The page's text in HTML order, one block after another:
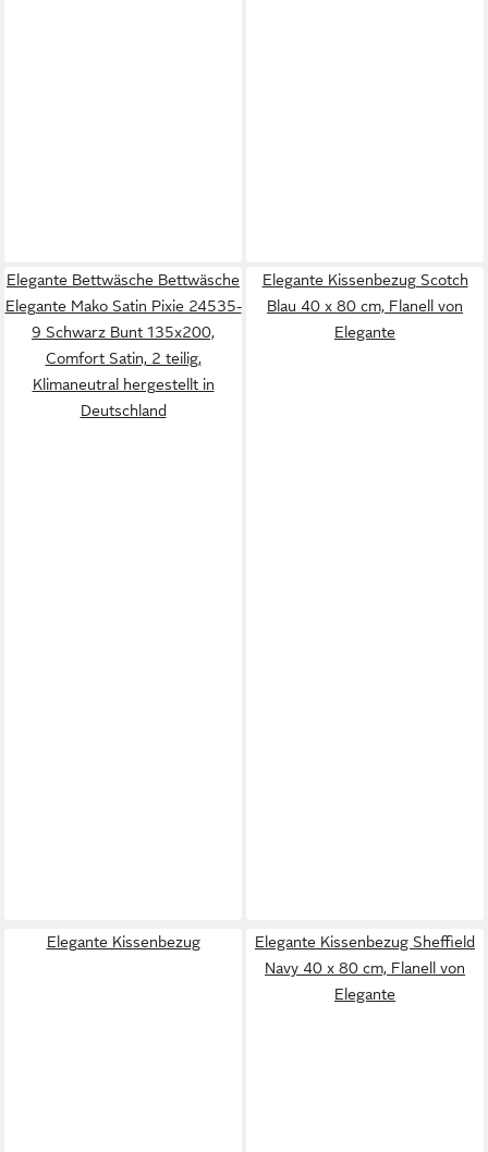
Elegante Bettwäsche Bettwäsche
Elegante Mako Satin Pixie 24535-
9 Schwarz Bunt 135x200,
Comfort Satin, 2 teilig,
Klimaneutral hergestellt in
Deutschland
Elegante Kissenbezug Scotch
Blau 40 x 80 cm, Flanell von
Elegante
Elegante Kissenbezug
Elegante Kissenbezug Sheffield
Navy 40 x 80 cm, Flanell von
Elegante